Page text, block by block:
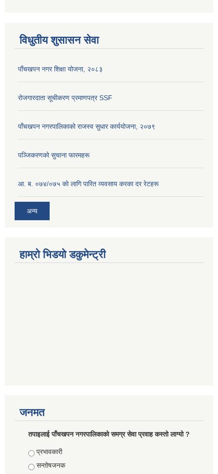
विधुतीय शुसासन सेवा
पाँचखपन नगर शिक्षा योजना, २०८३
रोजगारदाता सूचीकरण प्रमाणपत्र SSF
पाँचखपन नगरपालिकाको राजस्व सुधार कार्ययोजना, २०७९
पञ्जिकरणकाे सुचाना फारमहरू
आ. ब. ०७४/०७५ काे लागि पारित व्यवसाय करका दर रेटहरू
अन्य
हाम्रो भिडयो डकुमेन्ट्री
जनमत
तपाइलाई पाँचखपन नगरपालिकाको समग्र सेवा प्रवाह कस्तो लाग्यो ?
Choices
प्रभावकारी
सन्तोषजनक